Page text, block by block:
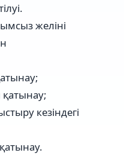
желіні
қатынау;
кезіндегі